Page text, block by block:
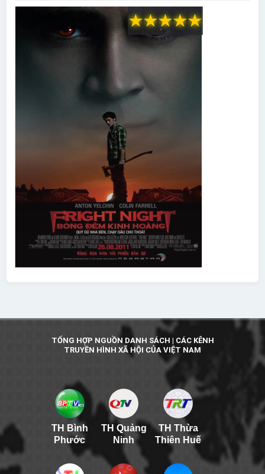
★
★
★
★
★
TỔNG HỢP NGUỒN DANH SÁCH | CÁC KÊNH
TRUYỀN HÌNH XÃ HỘI CỦA VIỆT NAM
TH Bình
Phước
TH Quảng
Ninh
TH Thừa
Thiên Huế